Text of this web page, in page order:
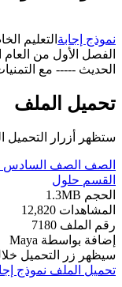
نموذج إجابة
الحديث ----- مع
تحميل الملف
ستظهر أزرار التحميل
الصف الصف السادس
القسم حلول
الحجم 1.3MB
المشاهدات 12,820
رقم الملف 7180
إضافة بواسطة Maya
سيظهر زر التحميل
تحميل الملف نموذج